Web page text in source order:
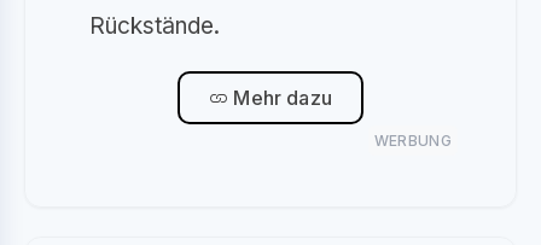
Rückstände.
Mehr dazu
WERBUNG